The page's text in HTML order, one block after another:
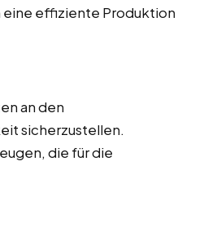
eine effiziente Produktion
an den
sicherzustellen.
die für die